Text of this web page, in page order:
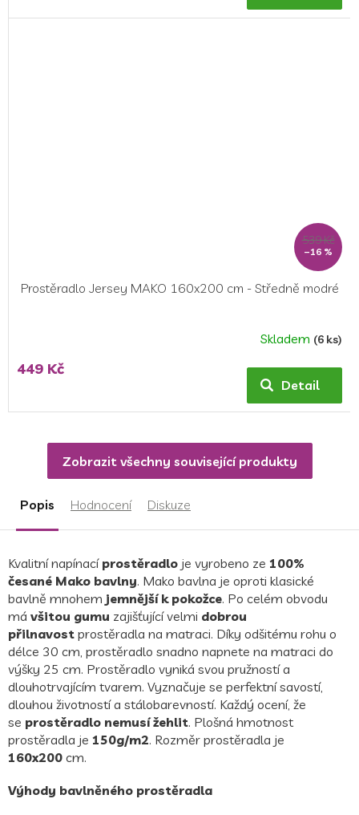
539 Kč
–16 %
Prostěradlo Jersey MAKO 160x200 cm - Středně modré
Skladem (6 ks)
449 Kč
Detail
Zobrazit všechny související produkty
Popis Hodnocení Diskuze
Kvalitní napínací prostěradlo je vyrobeno ze 100%
česané Mako bavlny. Mako bavlna je oproti klasické
bavlně mnohem jemnější k pokožce. Po celém obvodu
má všitou gumu zajišťující velmi dobrou
přilnavost prostěradla na matraci. Díky odšitému rohu o
délce 30 cm, prostěradlo snadno napnete na matraci do
výšky 25 cm. Prostěradlo vyniká svou pružností a
dlouhotrvajícím tvarem. Vyznačuje se perfektní savostí,
dlouhou životností a stálobarevností. Každý ocení, že
se prostěradlo nemusí žehlit. Plošná hmotnost
prostěradla je 150g/m2. Rozměr prostěradla je
160x200 cm.
Výhody bavlněného prostěradla